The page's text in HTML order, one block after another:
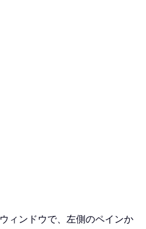
ウィンドウで、左側のペインか